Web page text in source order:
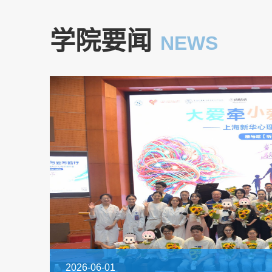
学院要闻 NEWS
2026-06-01